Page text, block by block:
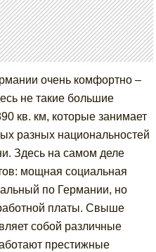
очень комфортно –
не такие большие
кв. км, которые занимает
разных национальностей
Здесь на самом деле
мощная социальная
по Германии, но
платы. Свыше
собой различные
престижные